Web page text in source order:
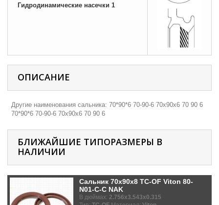
Гидродинамические насечки 1
ОПИСАНИЕ
Другие наименования сальника: 70*90*6 70-90-6 70х90х6 70 90 6
70*90*6 70-90-6 70х90х6 70 90 6
БЛИЖАЙШИЕ ТИПОРАЗМЕРЫ В
НАЛИЧИИ
Сальник 70x90x8 TC-OF Viton 80-
N01-C-C NAK
В дюймах: 2.756x3.543x0.315